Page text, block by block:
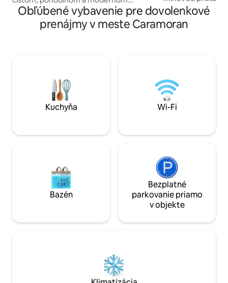
ubytovaní? Ak áno, urobte si destináciu
Carangyan Beach Resort. Toto
súkromné zariadenie je postavené podľa
skupinovú chatu a chatu Barkada pre
väčšie skupiny. Všetky sú veľké, dobre
vybavené a udržiavané v bezchybnom
stave pre našich hostí. Na ostrove
budete sa cítiť ako na súkromnom
kokosovom háji na zlatej piesočnatej
pláži, kde sa kúpanie v teplých vodách
zálivu Carangyan Bay len pár krokov od
kútom, barom Tiki, javiskom a detským
bezpečná pitná voda priamo z kohútika
pochádza z prírodného horského
prameňa v blízkosti objektu rezortu.
vzdialené 10 minút jazdy autom od
niekoľkých
kaviarní, nočných
hľadá pokojný
poschodové
postele, 1
Obľúbené vybavenie pre dovolenkové
prenájmy v meste Caramoran
Kuchyňa Wi-Fi
Bazén
Bezplatné
parkovanie priamo
v objekte